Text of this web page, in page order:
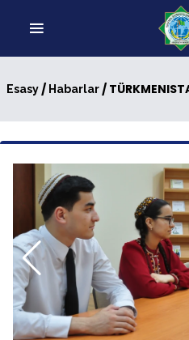
Esasy/ Habarlar/ TÜRKMENISTAN – BSGG: TEMMÄKI